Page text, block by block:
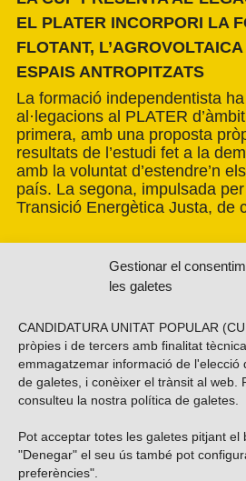
Gestionar el
les galetes
CANDIDATURA UNITAT POPULAR
pròpies i de tercers amb finalitat
emmagatzemar informació de l'elecció
de galetes, i conèixer el trànsit al web.
consulteu la nostra política de galetes
Pot acceptar totes les galetes pitjant el
"Denegar" el seu ús també pot
preferències".
EL PLATER INCORPORI LA
FLOTANT,
ESPAIS ANTROPITZATS
La formació independentista
al·legacions al PLATER
primera, amb una proposta
resultats de l’estudi fet a la
amb la voluntat d’estendre’n
país. La segona, impulsada
Transició Energètica Justa, de
Vols subscriure’t al